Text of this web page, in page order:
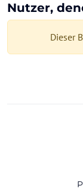
Nutzer,
Dieser